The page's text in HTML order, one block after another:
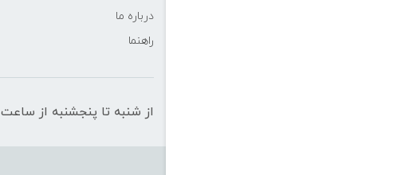
درباره ما
راهنما
از شنبه تا پنجشنبه از ساعت 10 الی 19 پاسخگوی شما هستیم